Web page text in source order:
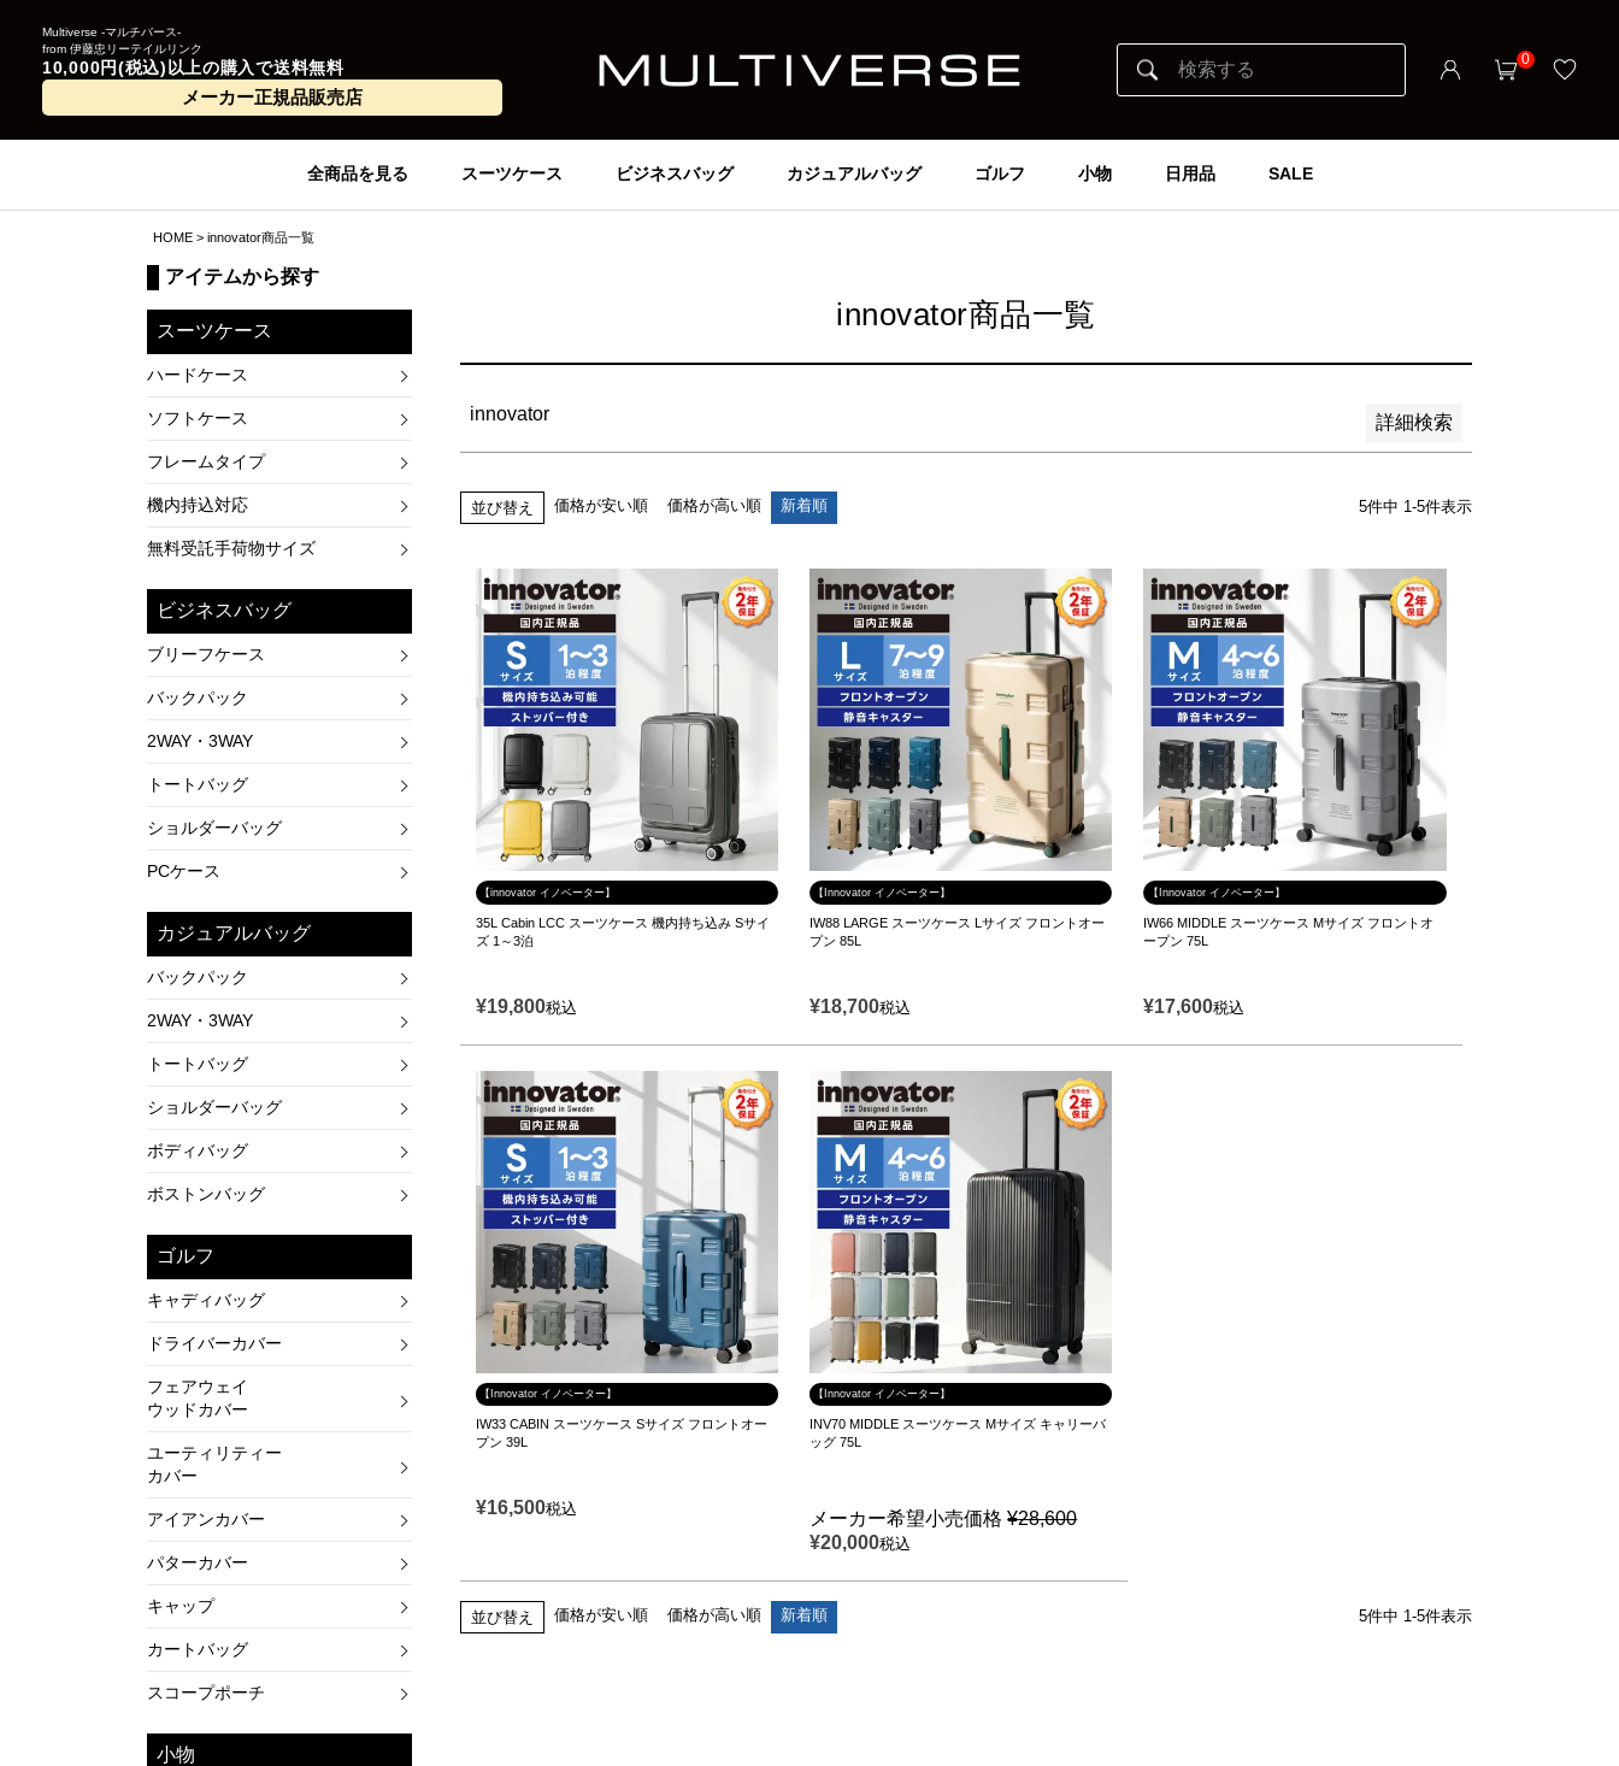
Multiverse -マルチバース-
from 伊藤忠リーテイルリンク
10,000円(税込)以上の購入で送料無料
メーカー正規品販売店
0
全商品を見る スーツケース ビジネスバッグ カジュアルバッグ ゴルフ 小物 日用品 SALE
HOME innovator商品一覧
アイテムから探す
スーツケース
ハードケース
ソフトケース
フレームタイプ
機内持込対応
無料受託手荷物サイズ
ビジネスバッグ
ブリーフケース
バックパック
2WAY・3WAY
トートバッグ
ショルダーバッグ
PCケース
カジュアルバッグ
バックパック
2WAY・3WAY
トートバッグ
ショルダーバッグ
ボディバッグ
ボストンバッグ
ゴルフ
キャディバッグ
ドライバーカバー
フェアウェイ
ウッドカバー
ユーティリティー
カバー
アイアンカバー
パターカバー
キャップ
カートバッグ
スコープポーチ
小物
innovator商品一覧
innovator 詳細検索
価格が高い順
検索
並び替え 価格が安い順 価格が高い順 新着順 5件中 1-5件表示
【innovator イノベーター】
35L Cabin LCC スーツケース 機内持ち込み Sサイ
ズ 1～3泊
¥19,800税込
【Innovator イノベーター】
IW88 LARGE スーツケース Lサイズ フロントオー
プン 85L
¥18,700税込
【Innovator イノベーター】
IW66 MIDDLE スーツケース Mサイズ フロントオ
ープン 75L
¥17,600税込
【Innovator イノベーター】
IW33 CABIN スーツケース Sサイズ フロントオー
プン 39L
¥16,500税込
【Innovator イノベーター】
INV70 MIDDLE スーツケース Mサイズ キャリーバ
ッグ 75L
メーカー希望小売価格 ¥28,600
¥20,000税込
並び替え 価格が安い順 価格が高い順 新着順 5件中 1-5件表示